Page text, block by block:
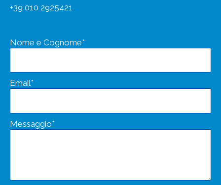
+39 010 2925421
Nome e Cognome*
Email*
Messaggio*